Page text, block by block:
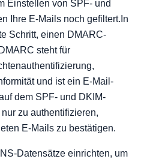
Einstellen von SPF- und
Ihre E-Mails noch gefiltert.In
Schritt, einen DMARC-
steht für
und ist ein E-Mail-
dem SPF- und DKIM-
zu authentifizieren,
E-Mails zu bestätigen.
Datensätze einrichten, um